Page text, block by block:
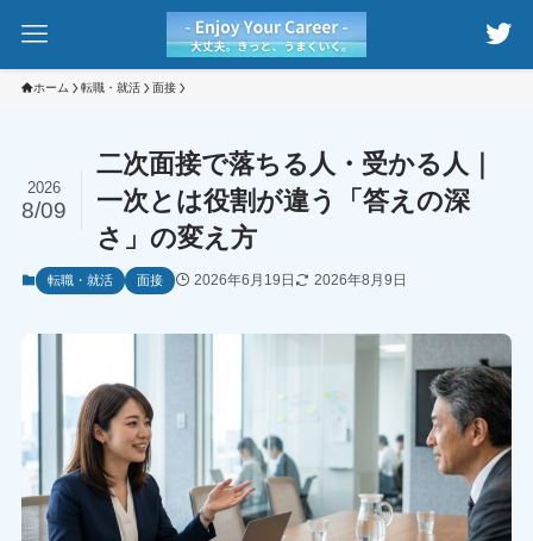
ホーム 転職・就活 面接
二次面接で落ちる人・受かる人｜
一次とは役割が違う「答えの深
さ」の変え方
2026
8/09
転職・就活 面接 2026年6月19日 2026年8月9日